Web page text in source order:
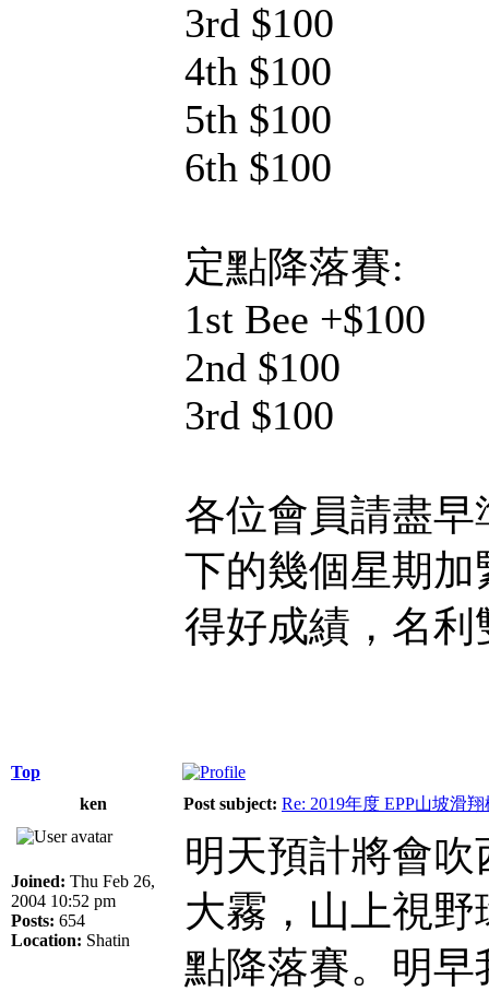
3rd $100
4th $100
5th $100
6th $100
定點降落賽:
1st Bee +$100
2nd $100
3rd $100
各位會員請盡
下的幾個星期
得好成績，名利
Top
ken
Post subject: Re: 2019年度 EPP山坡滑
Joined: Thu Feb 26,
2004 10:52 pm
Posts: 654
Location: Shatin
明天預計將會
大霧，山上視
點降落賽。明